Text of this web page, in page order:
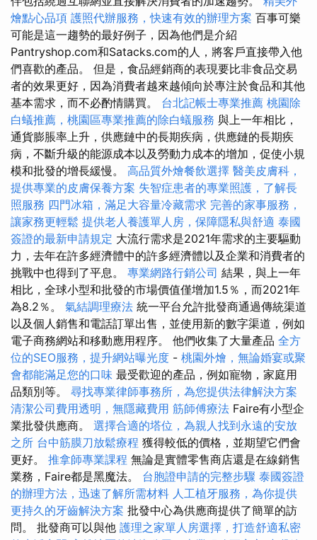
燴點心品項 護照代辦服務，快速有效的辦理方案 百事可樂
可能是這一趨勢的最好例子，因為他們是介紹
Pantryshop.com和Satacks.com的人，將客戶直接帶入他
們喜歡的產品。 但是，食品經銷商的表現要比非食品交易
者的效果更好，因為消費者越來越傾向於專注於食品和其他
基本需求，而不必酌情購買。 台北記帳士專業推薦 桃園除
白蟻推薦，桃園區專業推薦的除白蟻服務 與上一年相比，
通貨膨脹率上升，供應鏈中的長期疾病，供應鏈的長期疾
病，不斷升級的能源成本以及勞動力成本的增加，促使小規
模和批發的增長緩慢。 高品質外燴餐飲選擇 醫美皮膚科，
提供專業的皮膚保養方案 失智症患者的專業照護，了解長
照服務 四門冰箱，滿足大容量冷藏需求 完善的家事服務，
讓家務更輕鬆 提供老人養護單人房，保障隱私與舒適 泰國
簽證的最新申請規定 大流行需求是2021年需求的主要驅動
力，去年在許多經濟體中的許多經濟體以及企業和消費者的
挑戰中也得到了平息。 專業網路行銷公司 結果，與上一年
相比，全球小型和批發的市場價值僅增加1.5％，而2021年
為8.2％。 氣結調理療法 統一平台允許批發商通過傳統渠道
以及個人銷售和電話訂單出售，並使用新的數字渠道，例如
電子商務網站和移動應用程序。 他們收集了大量產品 全方
位的SEO服務，提升網站曝光度 - 桃園外燴，無論婚宴或聚
會都能滿足您的口味 最受歡迎的產品，例如寵物，家庭用
品類別等。 尋找專業律師事務所，為您提供法律解決方案
清潔公司費用透明，無隱藏費用 筋師傅療法 Faire有小型企
業批發供應商。 選擇合適的塔位，為親人找到永遠的安放
之所 台中筋膜刀放鬆療程 獲得較低的價格，並期望它們會
更好。 推拿師專業課程 無論是實體零售商店還是在線銷售
業務，Faire都是黑魔法。 台胞證申請的完整步驟 泰國簽證
的辦理方法，迅速了解所需材料 人工植牙服務，為你提供
更持久的牙齒解決方案 批發中心為供應商提供了簡單的訪
問。 批發商可以與他 護理之家單人房選擇，打造舒適私密